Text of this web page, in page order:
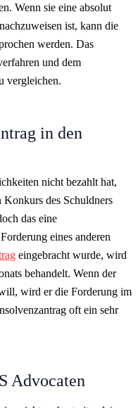
Wenn sie eine absolut
ist, kann die
werden. Das
und dem
vergleichen.
in den
nicht bezahlt hat,
des Schuldners
das eine
eines anderen
eingebracht wurde, wird
behandelt. Wenn der
wird er die Forderung im
oft ein sehr
Advocaten